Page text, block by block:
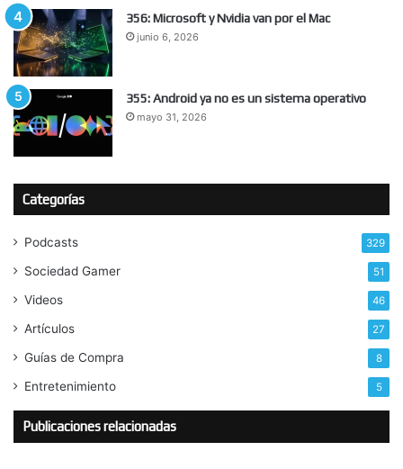
356: Microsoft y Nvidia van por el Mac
junio 6, 2026
355: Android ya no es un sistema operativo
mayo 31, 2026
Categorías
Podcasts 329
Sociedad Gamer 51
Videos 46
Artículos 27
Guías de Compra 8
Entretenimiento 5
Publicaciones relacionadas